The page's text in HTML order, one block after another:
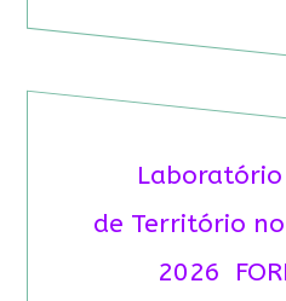
de Território
2026